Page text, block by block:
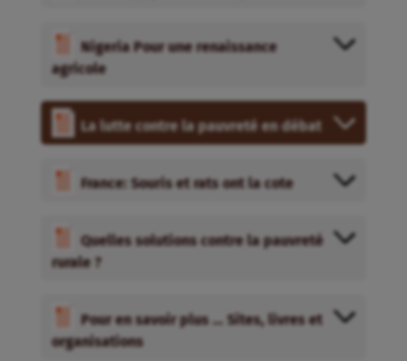
Nigeria Pour une renaissance
agricole
La lutte contre la pauvreté en débat
France: Souris et rats ont la cote
Quelles solutions contre la pauvreté
rurale ?
Pour en savoir plus … Sites, livres et
organisations